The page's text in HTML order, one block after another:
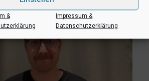
&
Impressum &
Datenschutzerklärung